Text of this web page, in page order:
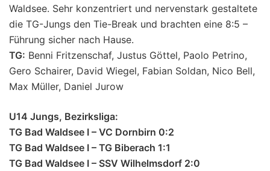
Waldsee. Sehr konzentriert und nervenstark gestaltete
die TG-Jungs den Tie-Break und brachten eine 8:5 –
Führung sicher nach Hause.
TG: Benni Fritzenschaf, Justus Göttel, Paolo Petrino,
Gero Schairer, David Wiegel, Fabian Soldan, Nico Bell,
Max Müller, Daniel Jurow
U14 Jungs, Bezirksliga:
TG Bad Waldsee I – VC Dornbirn 0:2
TG Bad Waldsee I – TG Biberach 1:1
TG Bad Waldsee I – SSV Wilhelmsdorf 2:0